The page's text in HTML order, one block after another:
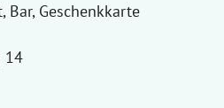
Bar, Geschenkkarte
14